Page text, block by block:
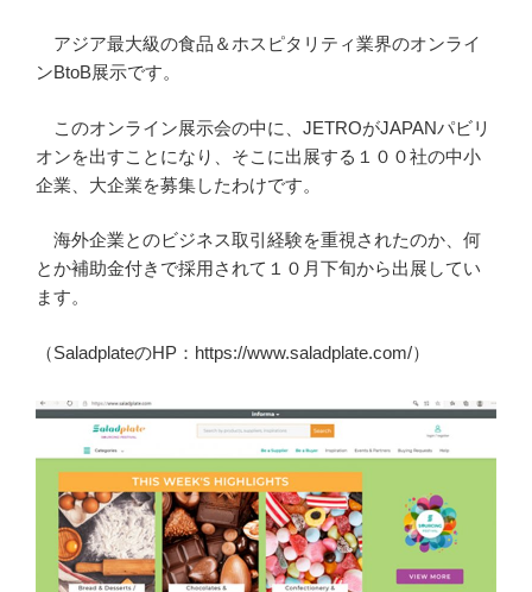
アジア最大級の食品＆ホスピタリティ業界のオンライ
ンBtoB展示です。
このオンライン展示会の中に、JETROがJAPANパビリ
オンを出すことになり、そこに出展する１００社の中小
企業、大企業を募集したわけです。
海外企業とのビジネス取引経験を重視されたのか、何
とか補助金付きで採用されて１０月下旬から出展してい
ます。
（SaladplateのHP：https://www.saladplate.com/）